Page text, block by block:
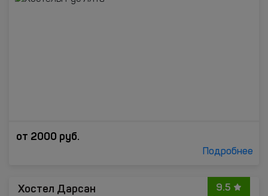
от 2000 руб.
Подробнее
9.5
Хостел Дарсан